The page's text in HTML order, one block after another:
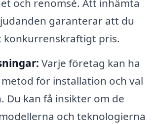
och renomsé. Att inhämta
garanterar att du
pris.
Varje företag kan ha
för installation och val
Du kan få insikter om de
och teknologierna